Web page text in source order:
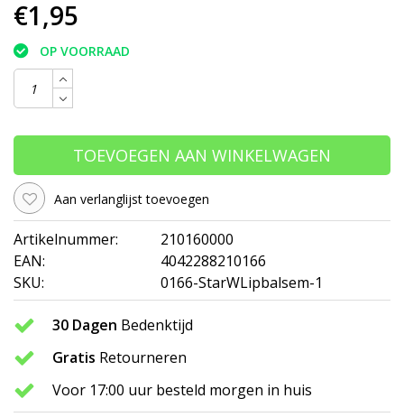
€1,95
OP VOORRAAD
TOEVOEGEN AAN WINKELWAGEN
Aan verlanglijst toevoegen
Artikelnummer:
210160000
EAN:
4042288210166
SKU:
0166-StarWLipbalsem-1
30 Dagen Bedenktijd
Gratis Retourneren
Voor 17:00 uur besteld morgen in huis